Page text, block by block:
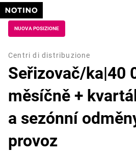
NUOVA POSIZIONE
Centri di distribuzione
Seřizovač/ka|40
měsíčně +
a sezónní
provoz